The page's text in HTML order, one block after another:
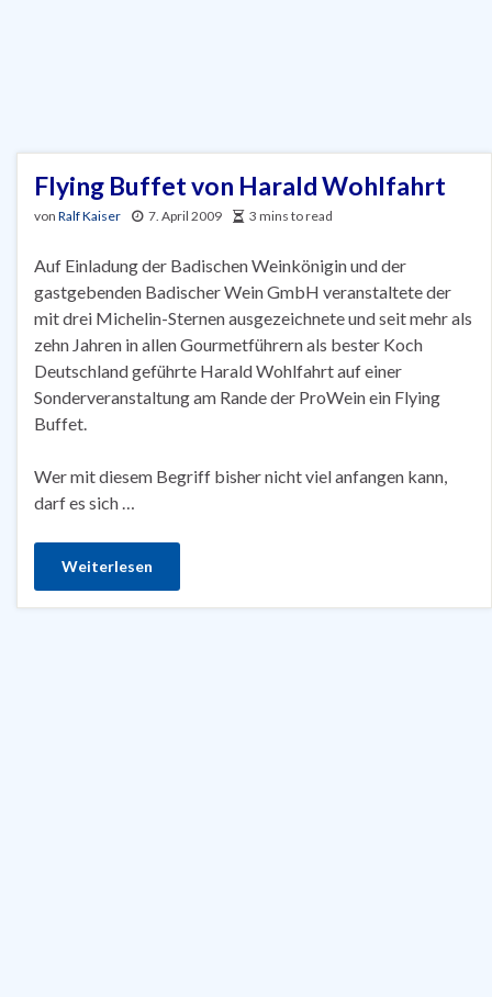
Flying Buffet von Harald Wohlfahrt
von Ralf Kaiser 7. April 2009 3 mins to read
Auf Einladung der Badischen Weinkönigin und der
gastgebenden Badischer Wein GmbH veranstaltete der
mit drei Michelin-Sternen ausgezeichnete und seit mehr als
zehn Jahren in allen Gourmetführern als bester Koch
Deutschland geführte Harald Wohlfahrt auf einer
Sonderveranstaltung am Rande der ProWein ein Flying
Buffet.
Wer mit diesem Begriff bisher nicht viel anfangen kann,
darf es sich …
Weiterlesen